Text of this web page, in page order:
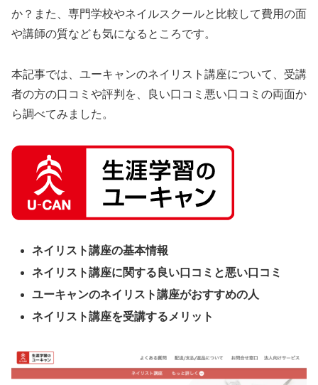
か？また、専門学校やネイルスクールと比較して費用の面
や講師の質なども気になるところです。
本記事では、ユーキャンのネイリスト講座について、受講
者の方の口コミや評判を、良い口コミ悪い口コミの両面か
ら調べてみました。
ネイリスト講座の基本情報
ネイリスト講座に関する良い口コミと悪い口コミ
ユーキャンのネイリスト講座がおすすめの人
ネイリスト講座を受講するメリット